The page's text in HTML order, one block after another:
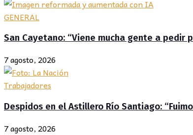
GENERAL
San Cayetano: “Viene mucha gente a
7 agosto, 2026
Trabajadores
Despidos en el Astillero Río Santiago:
7 agosto, 2026